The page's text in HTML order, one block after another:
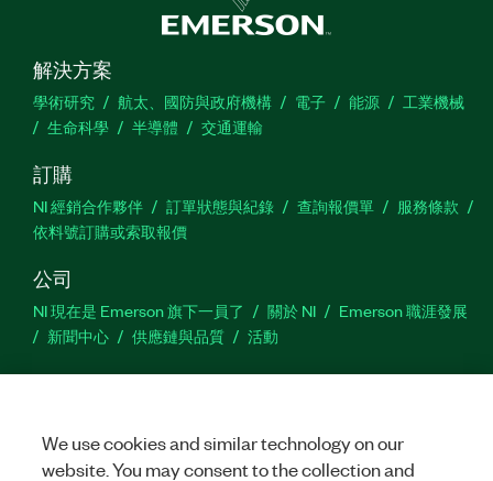
解決方案
學術研究 航太、國防與政府機構 電子 能源
工業機械
生命科學
半導體 交通運輸
訂購
NI 經銷合作夥伴 訂單狀態與紀錄 查詢報價單
服務條款
依料號訂購或索取報價
公司
NI 現在是 Emerson 旗下一員了 關於 NI
Emerson 職涯發展
新聞中心
供應鏈與品質 活動
支援
站建議
We use cookies and similar technology on our
website. You may consent to the collection and